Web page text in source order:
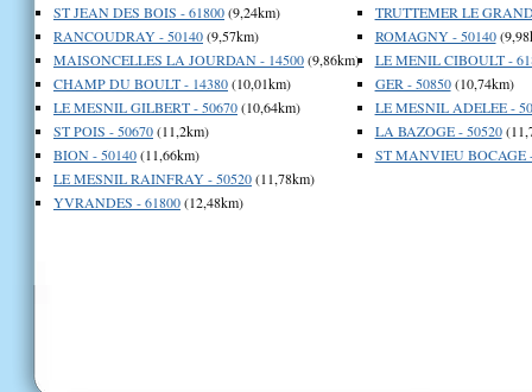
ST JEAN DES BOIS - 61800(9,24km)
RANCOUDRAY - 50140(9,57km)
MAISONCELLES LA JOURDAN - 14500(9,86km)
CHAMP DU BOULT - 14380(10,01km)
LE MESNIL GILBERT - 50670(10,64km)
ST POIS - 50670(11,2km)
BION - 50140(11,66km)
LE MESNIL RAINFRAY - 50520(11,78km)
YVRANDES - 61800(12,48km)
TRUTTEMER LE
ROMAGNY - 50140
LE MENIL CIBOULT -
GER - 50850(10,74km)
LE MESNIL ADELEE -
LA BAZOGE - 50520
ST MANVIEU BOCAGE